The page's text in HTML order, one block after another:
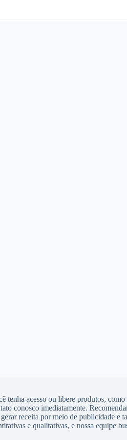
tenha acesso ou libere produtos,
conosco imediatamente.
receita por meio de publicidade e
e qualitativas, e nossa equipe